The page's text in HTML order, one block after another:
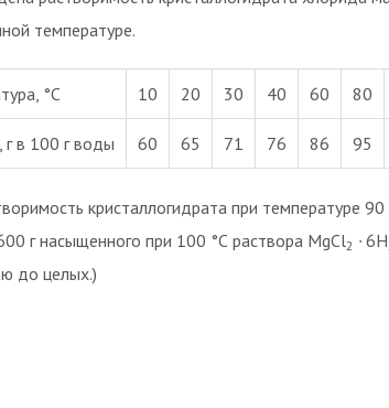
температуре.
°С 10 20 30 40 60 80
г в 100 г воды 60 65 71 76 86 95
кристаллогидрата при температуре
г насыщенного при 100 °С раствора MgCl2 ∙ 6H
до целых.)